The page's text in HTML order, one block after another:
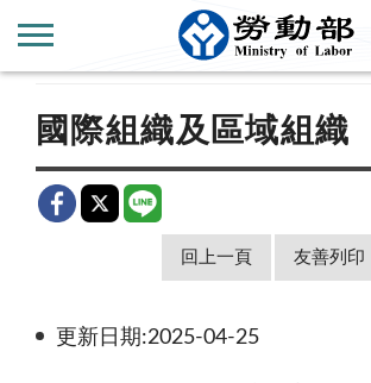
相關連結 國外勞工業務網站
國際組織及區域組織
回上一頁 友善列印
更新日期:2025-04-25